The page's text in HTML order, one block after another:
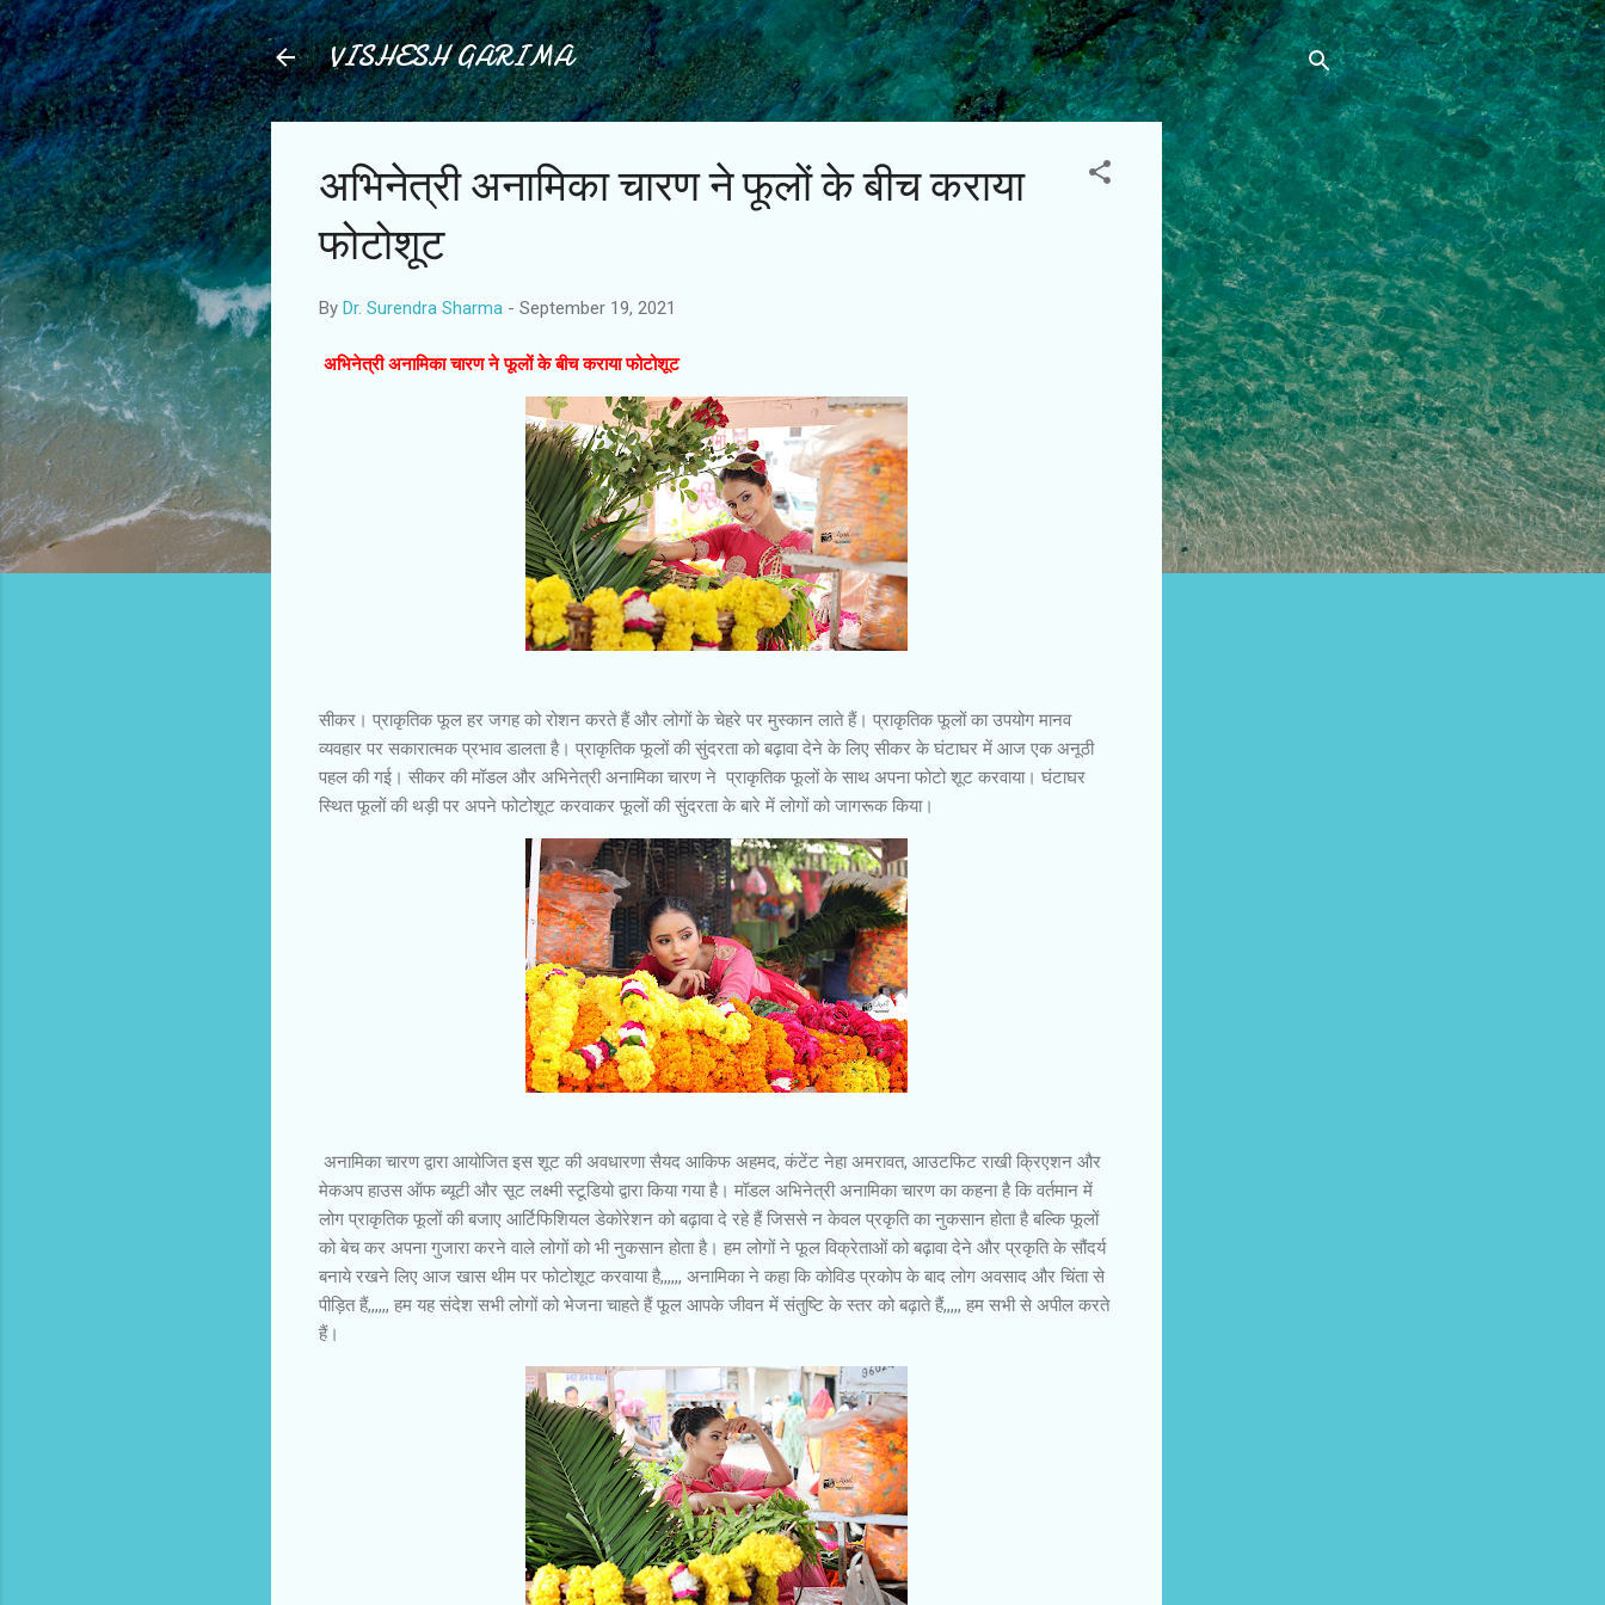
Skip to main content
VISHESH GARIMA
अभिनेत्री अनामिका चारण ने फूलों के बीच कराया
फोटोशूट
By Dr. Surendra Sharma - September 19, 2021
अभिनेत्री अनामिका चारण ने फूलों के बीच कराया फोटोशूट
सीकर। प्राकृतिक फूल हर जगह को रोशन करते हैं और लोगों के चेहरे पर मुस्कान लाते हैं। प्राकृतिक फूलों का उपयोग मानव
व्यवहार पर सकारात्मक प्रभाव डालता है। प्राकृतिक फूलों की सुंदरता को बढ़ावा देने के लिए सीकर के घंटाघर में आज एक अनूठी
पहल की गई। सीकर की मॉडल और अभिनेत्री अनामिका चारण ने प्राकृतिक फूलों के साथ अपना फोटो शूट करवाया। घंटाघर
स्थित फूलों की थड़ी पर अपने फोटोशूट करवाकर फूलों की सुंदरता के बारे में लोगों को जागरूक किया।
अनामिका चारण द्वारा आयोजित इस शूट की अवधारणा सैयद आकिफ अहमद, कंटेंट नेहा अमरावत, आउटफिट राखी क्रिएशन और
मेकअप हाउस ऑफ ब्यूटी और सूट लक्ष्मी स्टूडियो द्वारा किया गया है। मॉडल अभिनेत्री अनामिका चारण का कहना है कि वर्तमान में
लोग प्राकृतिक फूलों की बजाए आर्टिफिशियल डेकोरेशन को बढ़ावा दे रहे हैं जिससे न केवल प्रकृति का नुकसान होता है बल्कि फूलों
को बेच कर अपना गुजारा करने वाले लोगों को भी नुकसान होता है। हम लोगों ने फूल विक्रेताओं को बढ़ावा देने और प्रकृति के सौंदर्य
बनाये रखने लिए आज खास थीम पर फोटोशूट करवाया है,,,,,, अनामिका ने कहा कि कोविड प्रकोप के बाद लोग अवसाद और चिंता से
पीड़ित हैं,,,,,, हम यह संदेश सभी लोगों को भेजना चाहते हैं फूल आपके जीवन में संतुष्टि के स्तर को बढ़ाते हैं,,,,, हम सभी से अपील करते
हैं।